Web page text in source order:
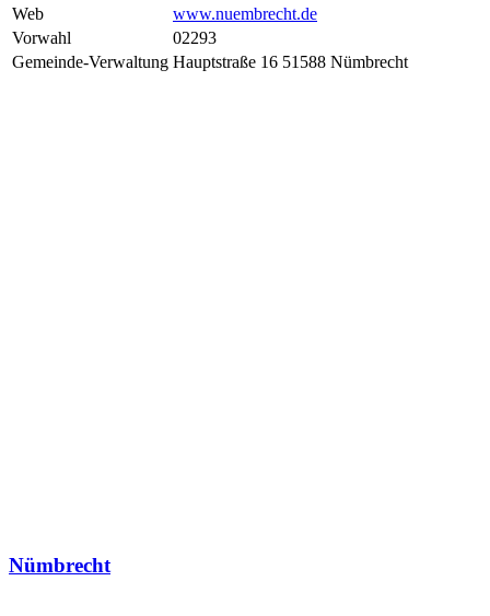
Web
www.nuembrecht.de
Vorwahl
02293
Gemeinde-Verwaltung Hauptstraße 16 51588 Nümbrecht
Nümbrecht